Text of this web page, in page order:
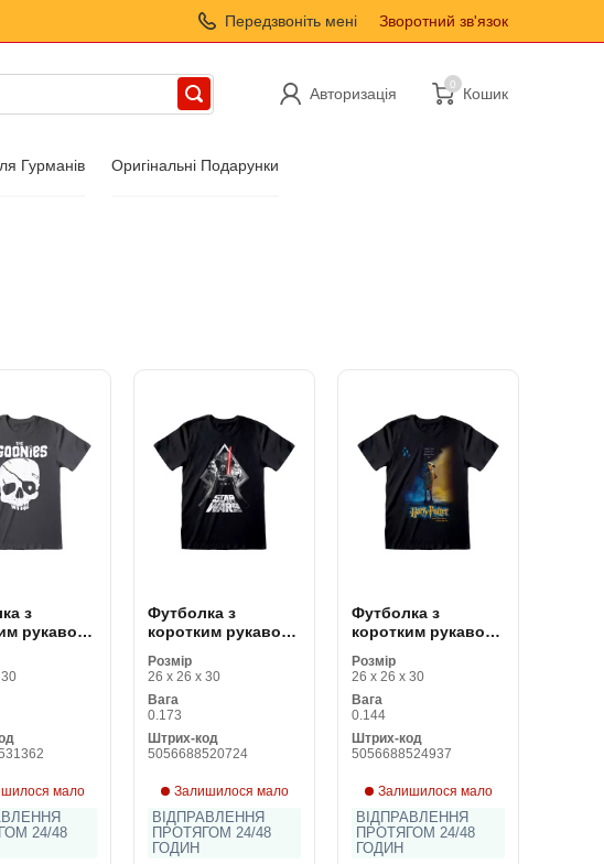
Передзвоніть мені Зворотний зв'язок
Авторизація
0
Кошик
Гурманів Оригінальні Подарунки
з
рукавом
мало
24/48
Футболка з
коротким рукавом
Portal Чорний
Розмір
26 x 26 x 30
Вага
0.173
Штрих-код
5056688520724
Залишилося мало
ВІДПРАВЛЕННЯ
ПРОТЯГОМ 24/48
ГОДИН
Футболка з
коротким рукавом
Poster Чорний
Розмір
26 x 26 x 30
Вага
0.144
Штрих-код
5056688524937
Залишилося мало
ВІДПРАВЛЕННЯ
ПРОТЯГОМ 24/48
ГОДИН